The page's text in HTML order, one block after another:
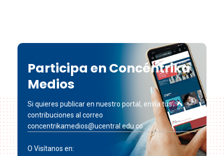
Participa en Concéntrika
Medios
Si quieres publicar en nuestro portal, envía tus
contribuciones al correo
concentrikamedios@ucentral.edu.co
O Visítanos en: